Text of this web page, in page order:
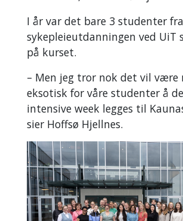
I år var det bare 3 studenter fra
sykepleieutdanningen ved UiT
på kurset.
– Men jeg tror nok det vil være
eksotisk for våre studenter å
intensive week legges til
sier Hoffsø Hjellnes.